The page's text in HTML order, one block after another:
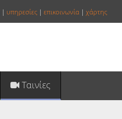
| υπηρεσίες | επικοινωνία | χάρτης
Ταινίες